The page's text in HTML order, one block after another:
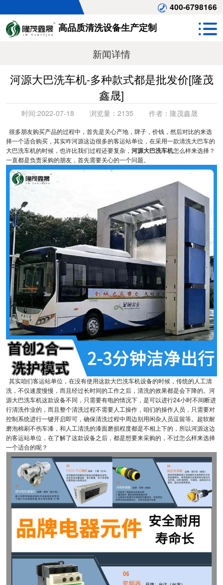
400-6798166
高品质清洗设备生产定制
新闻详情
河源大巴洗车机-多种款式都是批发价[隆茂
鑫晟]
时间:2022-07-18 浏览量： 2135 作者： 隆茂鑫晟
很多朋友购买产品的过程中，首先是关心产地，牌子，价钱，然后对比的来选
择一个适合购买，其实咋河源这边很多的客运站单位，在采用一款清洗大巴车的
大巴洗车机的时候，也许比我们过程还要复杂， 河源大巴洗车机怎么样来选择？
一直都是负责采购的朋友，首先需要关心的一个问题。
其实咱们客运站单位，在没有使用这款大巴洗车机设备的时候，传统的人工清
洗，不仅速度慢慢，而且经过长时间的工作之后，清洗的效果都是会下降的。河
源大巴洗车机这款设备不同，只需要有电的情况下，是可以进行24小时不间断进
行清洗作业的，而且整个清洗过程不需要人工操作，咱们的操作人员，只需要对
控制系统进行一键开启即可，确保清洗过程中周边别用闲杂人员逗留等。超软耐
磨泡棉刷不伤车漆，和人工清洗的漆面磨损程度都是不相上下的，所以河源这边
的客运站单位，在了解了这款设备之后，都是想要来采购的，不过怎么样来选择
一个适合的呢？